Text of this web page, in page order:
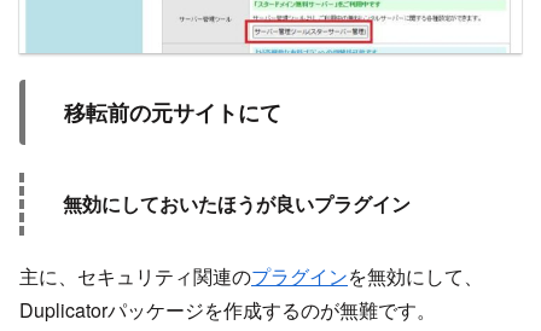
移転前の元サイトにて
無効にしておいたほうが良いプラグイン
主に、セキュリティ関連のプラグインを無効にして、
Duplicatorパッケージを作成するのが無難です。